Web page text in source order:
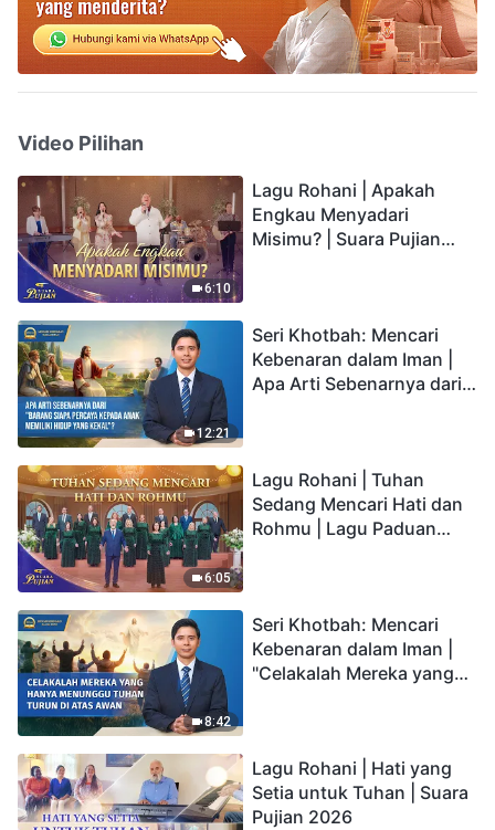
Video Pilihan
6:10
Lagu Rohani | Apakah
Engkau Menyadari
Misimu? | Suara Pujian
12:21
Seri Khotbah: Mencari
Kebenaran dalam Iman |
Apa Arti Sebenarnya dari
6:05
Lagu Rohani | Tuhan
Sedang Mencari Hati dan
Rohmu | Lagu Paduan
8:42
Seri Khotbah: Mencari
Kebenaran dalam Iman |
"Celakalah Mereka yang
Lagu Rohani | Hati yang
Setia untuk Tuhan | Suara
Pujian 2026